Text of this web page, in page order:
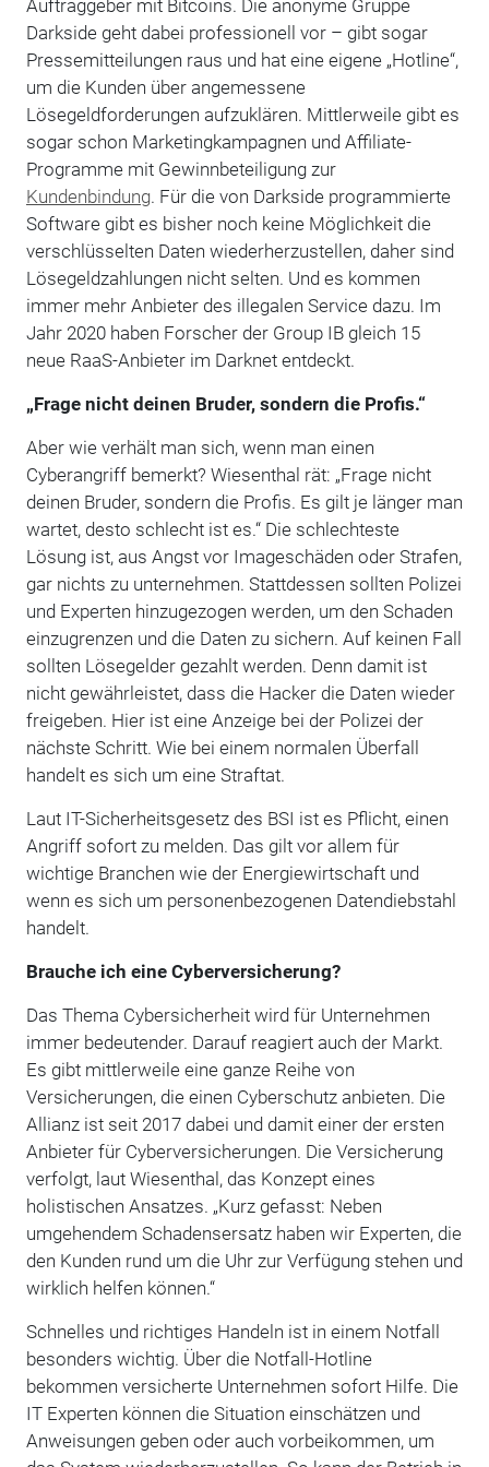
Auftraggeber mit Bitcoins. Die anonyme Gruppe
Darkside geht dabei professionell vor – gibt sogar
Pressemitteilungen raus und hat eine eigene „Hotline“,
um die Kunden über angemessene
Lösegeldforderungen aufzuklären. Mittlerweile gibt es
sogar schon Marketingkampagnen und Affiliate-
Programme mit Gewinnbeteiligung zur
Kundenbindung. Für die von Darkside programmierte
Software gibt es bisher noch keine Möglichkeit die
verschlüsselten Daten wiederherzustellen, daher sind
Lösegeldzahlungen nicht selten. Und es kommen
immer mehr Anbieter des illegalen Service dazu. Im
Jahr 2020 haben Forscher der Group IB gleich 15
neue RaaS-Anbieter im Darknet entdeckt.
„Frage nicht deinen Bruder, sondern die Profis.“
Aber wie verhält man sich, wenn man einen
Cyberangriff bemerkt? Wiesenthal rät: „Frage nicht
deinen Bruder, sondern die Profis. Es gilt je länger man
wartet, desto schlecht ist es.“ Die schlechteste
Lösung ist, aus Angst vor Imageschäden oder Strafen,
gar nichts zu unternehmen. Stattdessen sollten Polizei
und Experten hinzugezogen werden, um den Schaden
einzugrenzen und die Daten zu sichern. Auf keinen Fall
sollten Lösegelder gezahlt werden. Denn damit ist
nicht gewährleistet, dass die Hacker die Daten wieder
freigeben. Hier ist eine Anzeige bei der Polizei der
nächste Schritt. Wie bei einem normalen Überfall
handelt es sich um eine Straftat.
Laut IT-Sicherheitsgesetz des BSI ist es Pflicht, einen
Angriff sofort zu melden. Das gilt vor allem für
wichtige Branchen wie der Energiewirtschaft und
wenn es sich um personenbezogenen Datendiebstahl
handelt.
Brauche ich eine Cyberversicherung?
Das Thema Cybersicherheit wird für Unternehmen
immer bedeutender. Darauf reagiert auch der Markt.
Es gibt mittlerweile eine ganze Reihe von
Versicherungen, die einen Cyberschutz anbieten. Die
Allianz ist seit 2017 dabei und damit einer der ersten
Anbieter für Cyberversicherungen. Die Versicherung
verfolgt, laut Wiesenthal, das Konzept eines
holistischen Ansatzes. „Kurz gefasst: Neben
umgehendem Schadensersatz haben wir Experten, die
den Kunden rund um die Uhr zur Verfügung stehen und
wirklich helfen können.“
Schnelles und richtiges Handeln ist in einem Notfall
besonders wichtig. Über die Notfall-Hotline
bekommen versicherte Unternehmen sofort Hilfe. Die
IT Experten können die Situation einschätzen und
Anweisungen geben oder auch vorbeikommen, um